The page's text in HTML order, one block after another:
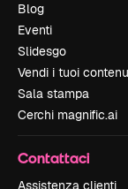
Blog
Eventi
Slidesgo
Vendi i tuoi
Sala stampa
Cerchi magnific.ai
Contattaci
Assistenza clienti